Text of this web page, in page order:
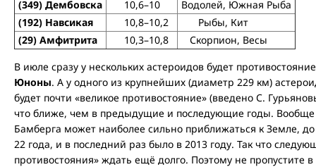
(349) Дембовска 10,6–10
Водолей, Южная Рыба
(192) Навсикая
10,8–10,2
Рыбы, Кит
(29) Амфитрита
10,3–10,8
Скорпион, Весы
В июле сразу у нескольких астероидов будет
Юноны. А у одного из крупнейших (диаметр 229 км)
будет почти «великое противостояние» (введено С.
что ближе, чем в предыдущие и последующие годы. Вообще
Бамберга может наиболее сильно приближаться к Земле,
22 года, и в последний раз было в 2013 году. Так что
противостояния» ждать ещё долго. Поэтому не пропустите